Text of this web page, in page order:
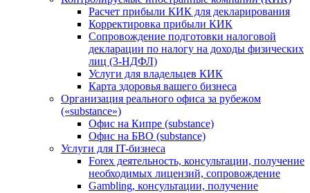
Расчет прибыли КИК для декларирования
Корректировка прибыли КИК
Сопровождение подготовки налоговой
декларации по налогу на доходы физических
лиц (3-НДФЛ)
Услуги для владельцев КИК
Карта здоровья вашего бизнеса
Организация реального офиса за рубежом
(«substance»)
Офис на Кипре (substance)
Офис на БВО (substance)
Услуги для IT-бизнеса
Forex деятельность, консультации, получение
необходимых лицензий, сопровождение
Gambling, консультации, получение